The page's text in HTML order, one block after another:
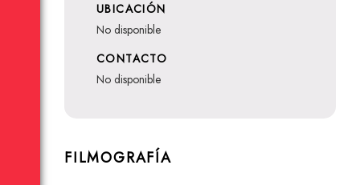
UBICACIÓN
no disponible
CONTACTO
no disponible
FILMOGRAFÍA